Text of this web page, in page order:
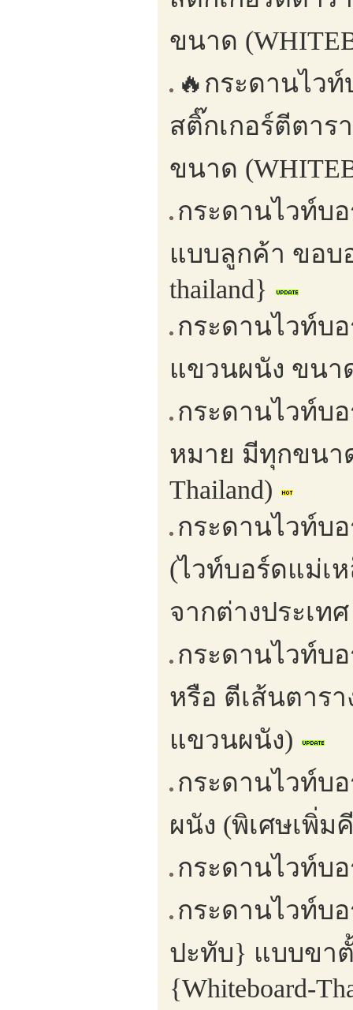
ขนาด
🔥กระดานไว
สติ๊กเกอร์ตีตาร
ขนาด
กระดานไวท์บ
แบบลูกค้า ขอบ
thailand}
กระดานไวท์บ
แขวนผนัง ขนาด
กระดานไวท์บ
หมาย มีทุกขนา
Thailand)
กระดานไวท์บ
(ไวท์บอร์ดแม่เ
จากต่างประเท
กระดานไวท์บ
หรือ ตีเส้นตารา
แขวนผนัง)
กระดานไวท์บ
ผนัง (พิเศษเพิ่ม
กระดานไวท์บ
กระดานไวท์บ
ปะทับ} แบบขา
{Whiteboard-